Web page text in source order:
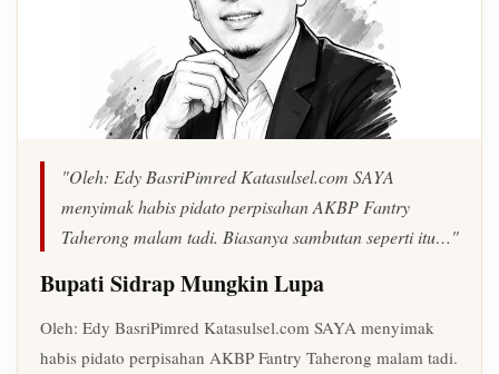
"Oleh: Edy BasriPimred Katasulsel.com SAYA
menyimak habis pidato perpisahan AKBP Fantry
Taherong malam tadi. Biasanya sambutan seperti itu…"
Bupati Sidrap Mungkin Lupa
Oleh: Edy BasriPimred Katasulsel.com SAYA menyimak
habis pidato perpisahan AKBP Fantry Taherong malam tadi.